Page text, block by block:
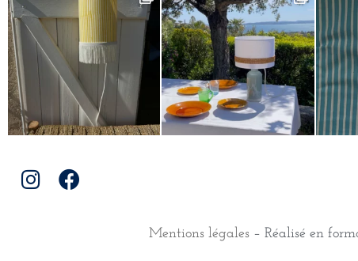
Mentions légales– Réalisé en